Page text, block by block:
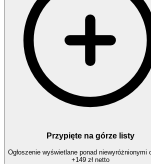
Przypięte na górze listy
Ogłoszenie wyświetlane ponad niewyróżnionymi
+149 zł netto